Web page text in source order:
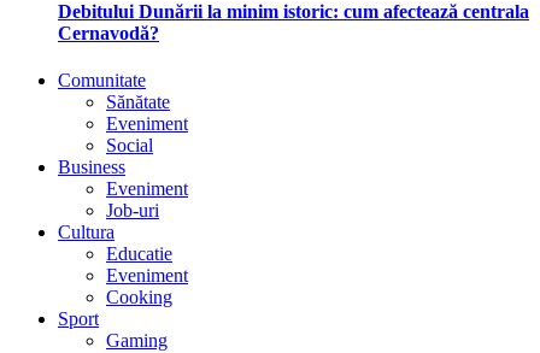
Debitului Dunării la minim istoric: cum afectează centrala
Cernavodă?
Comunitate
Sănătate
Eveniment
Social
Business
Eveniment
Job-uri
Cultura
Educatie
Eveniment
Cooking
Sport
Gaming